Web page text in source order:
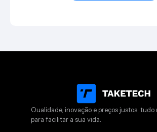
Qualidade, inovação e preços justos, tudo
para facilitar a sua vida.